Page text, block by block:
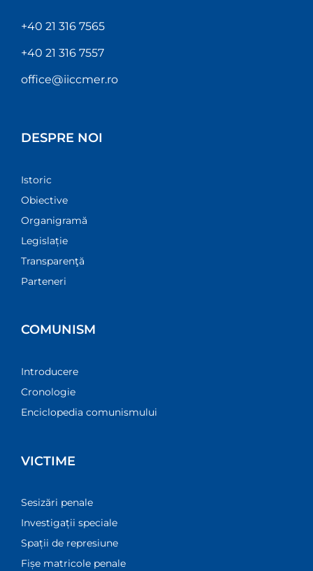
+40 21 316 7565
+40 21 316 7557
office@iiccmer.ro
DESPRE NOI
Istoric
Obiective
Organigramă
Legislație
Transparenţă
Parteneri
COMUNISM
Introducere
Cronologie
Enciclopedia comunismului
VICTIME
Sesizări penale
Investigații speciale
Spații de represiune
Fișe matricole penale